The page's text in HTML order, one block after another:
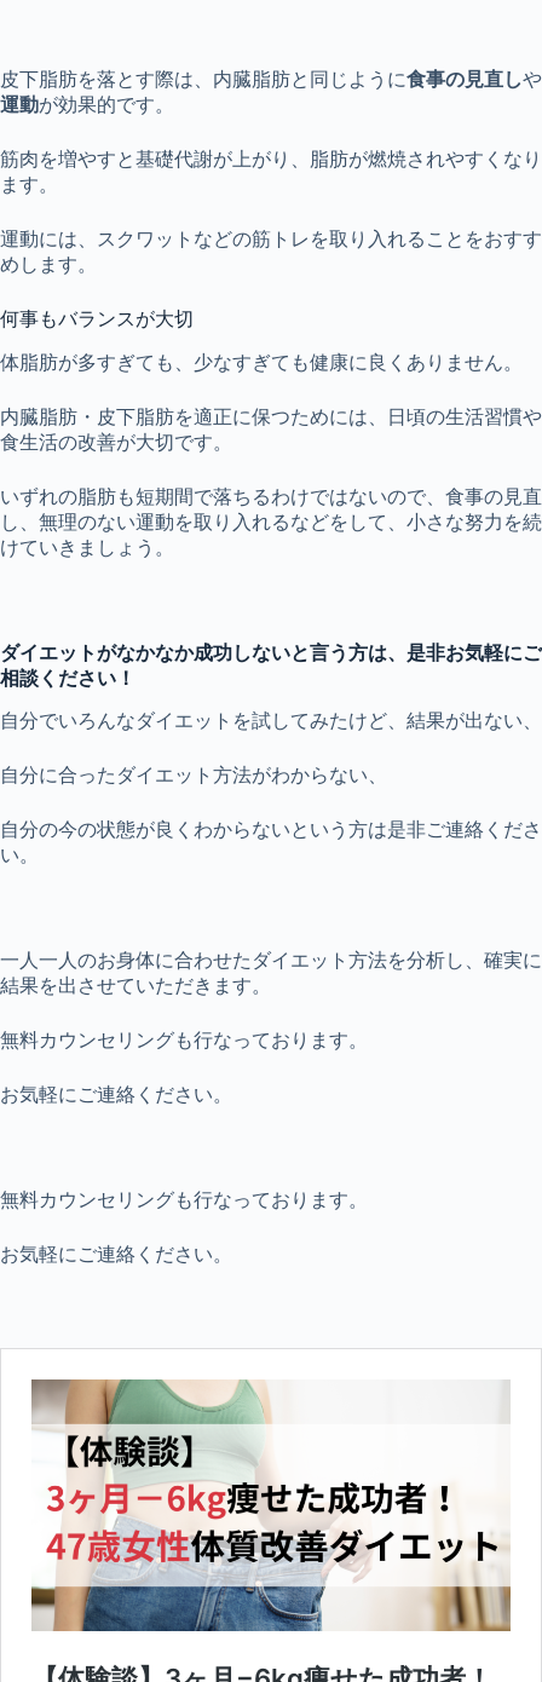
皮下脂肪を落とす際は、内臓脂肪と同じように食事の見直しや
運動が効果的です。
筋肉を増やすと基礎代謝が上がり、脂肪が燃焼されやすくなり
ます。
運動には、スクワットなどの筋トレを取り入れることをおすす
めします。
何事もバランスが大切
体脂肪が多すぎても、少なすぎても健康に良くありません。
内臓脂肪・皮下脂肪を適正に保つためには、日頃の生活習慣や
食生活の改善が大切です。
いずれの脂肪も短期間で落ちるわけではないので、食事の見直
し、無理のない運動を取り入れるなどをして、小さな努力を続
けていきましょう。
ダイエットがなかなか成功しないと言う方は、是非お気軽にご
相談ください！
自分でいろんなダイエットを試してみたけど、結果が出ない、
自分に合ったダイエット方法がわからない、
自分の今の状態が良くわからないという方は是非ご連絡くださ
い。
一人一人のお身体に合わせたダイエット方法を分析し、確実に
結果を出させていただきます。
無料カウンセリングも行なっております。
お気軽にご連絡ください。
無料カウンセリングも行なっております。
お気軽にご連絡ください。